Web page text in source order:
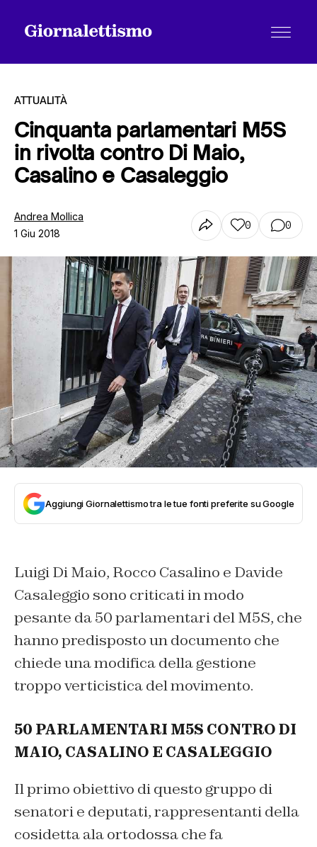
Tutti gli articoli
Chi siamo
Contatti
ATTUALITÀ
Cinquanta parlamentari M5S
in rivolta contro Di Maio,
Casalino e Casaleggio
Andrea Mollica
1 Giu 2018
0 0
Aggiungi Giornalettismo tra le tue fonti preferite su Google
Luigi Di Maio, Rocco Casalino e Davide
Casaleggio sono criticati in modo
pesante da 50 parlamentari del M5S, che
hanno predisposto un documento che
chiede una modifica della gestione
troppo verticistica del movimento.
50 PARLAMENTARI M5S CONTRO DI
MAIO, CASALINO E CASALEGGIO
Il primo obiettivo di questo gruppo di
senatori e deputati, rappresentanti della
cosidetta ala ortodossa che fa